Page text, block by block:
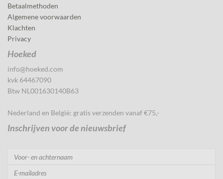
Betaalmethoden
Algemene voorwaarden
Klachten
Privacy
Hoeked
info@hoeked.com
kvk 64467090
Btw NL001630140B63
Nederland en België: gratis verzenden vanaf €75,-
Inschrijven voor de nieuwsbrief